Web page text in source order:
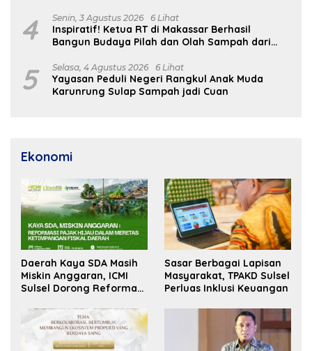
4 Senin, 3 Agustus 2026 6 Lihat
Inspiratif! Ketua RT di Makassar Berhasil
Bangun Budaya Pilah dan Olah Sampah dari
5 Selasa, 4 Agustus 2026 6 Lihat
Yayasan Peduli Negeri Rangkul Anak Muda
Karunrung Sulap Sampah jadi Cuan
Ekonomi
Daerah Kaya SDA Masih
Miskin Anggaran, ICMI
Sulsel Dorong Reformasi
Sasar Berbagai Lapisan
Masyarakat, TPAKD Sulsel
Perluas Inklusi Keuangan